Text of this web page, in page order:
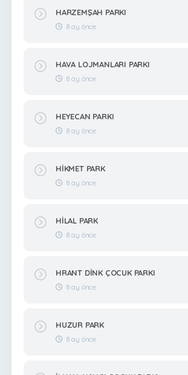
HARZEMŞAH PARKI
8 ay önce
HAVA LOJMANLARI PARKI
8 ay önce
HEYECAN PARKI
8 ay önce
HİKMET PARK
8 ay önce
HİLAL PARK
8 ay önce
HRANT DİNK ÇOCUK PARKI
8 ay önce
HUZUR PARK
8 ay önce